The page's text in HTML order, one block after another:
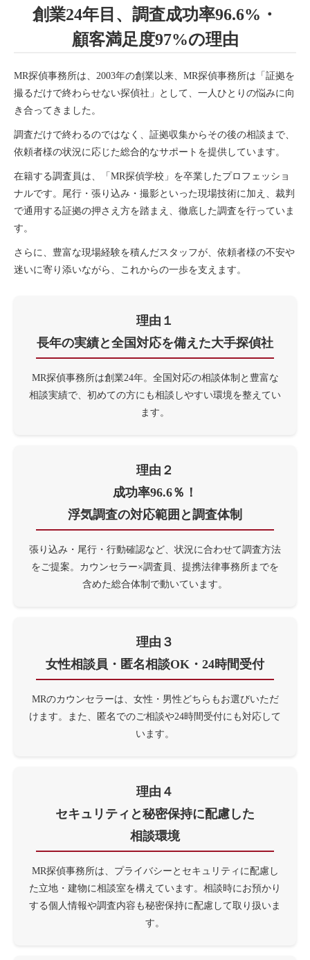
創業24年目、 調査成功率96.6%・
顧客満足度97%の理由
MR探偵事務所は、2003年の創業以来、MR探偵事務所は「証拠を
撮るだけで終わらせない探偵社」として、一人ひとりの悩みに向
き合ってきました。
調査だけで終わるのではなく、証拠収集からその後の相談まで、
依頼者様の状況に応じた総合的なサポートを提供しています。
在籍する調査員は、「MR探偵学校」を卒業したプロフェッショ
ナルです。尾行・張り込み・撮影といった現場技術に加え、裁判
で通用する証拠の押さえ方を踏まえ、徹底した調査を行っていま
す。
さらに、豊富な現場経験を積んだスタッフが、依頼者様の不安や
迷いに寄り添いながら、これからの一歩を支えます。
理由１
長年の実績と全国対応を備えた大手探偵社
MR探偵事務所は創業24年。全国対応の相談体制と豊富な
相談実績で、初めての方にも相談しやすい環境を整えてい
ます。
理由２
成功率96.6％！
浮気調査の対応範囲と調査体制
張り込み・尾行・行動確認など、状況に合わせて調査方法
をご提案。カウンセラー×調査員、提携法律事務所までを
含めた総合体制で動いています。
理由３
女性相談員・匿名相談OK・ 24時間受付
MRのカウンセラーは、女性・男性どちらもお選びいただ
けます。また、匿名でのご相談や24時間受付にも対応して
います。
理由４
セキュリティと秘密保持に配慮した
相談環境
MR探偵事務所は、プライバシーとセキュリティに配慮し
た立地・建物に相談室を構えています。相談時にお預かり
する個人情報や調査内容も秘密保持に配慮して取り扱いま
す。